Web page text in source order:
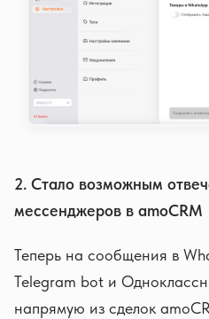
2. Стало возможным
мессенджеров в amoCRM
Теперь на сообщения в
Telegram bot и
напрямую из сделок